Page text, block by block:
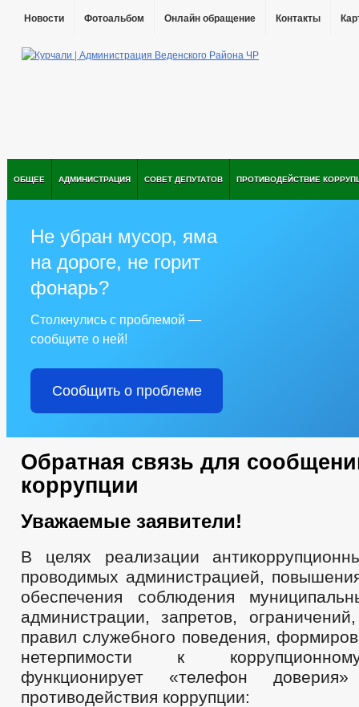
Новости Фотоальбом Онлайн обращение Контакты
ОБЩЕЕ АДМИНИСТРАЦИЯ СОВЕТ ДЕПУТАТОВ ПРОТИВОДЕЙСТВИЕ
Не убран мусор, яма
на дороге, не горит
фонарь?
Столкнулись с проблемой —
сообщите о ней!
Сообщить о проблеме
Обратная связь для
коррупции
Уважаемые заявители!
В целях реализации
проводимых администрацией,
обеспечения соблюдения
администрации, запретов,
правил служебного поведения,
нетерпимости к
функционирует «телефон
противодействия коррупции: